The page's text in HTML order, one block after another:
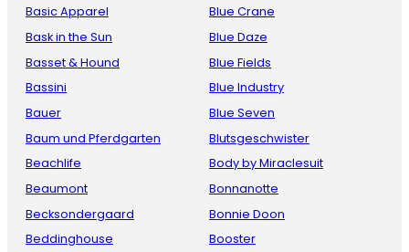
Basic Apparel
Bask in the Sun
Basset & Hound
Bassini
Bauer
Baum und Pferdgarten
Beachlife
Beaumont
Becksondergaard
Beddinghouse
Blue Crane
Blue Daze
Blue Fields
Blue Industry
Blue Seven
Blutsgeschwister
Body by Miraclesuit
Bonnanotte
Bonnie Doon
Booster